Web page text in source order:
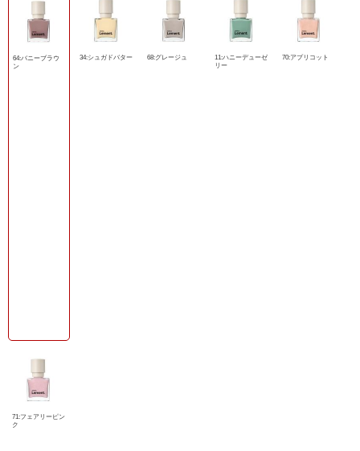
64:バニーブラウ
ン
34:シュガドバター 68:グレージュ
11:ハニーデューゼ
リー
70:アプリコット
71:フェアリーピン
ク